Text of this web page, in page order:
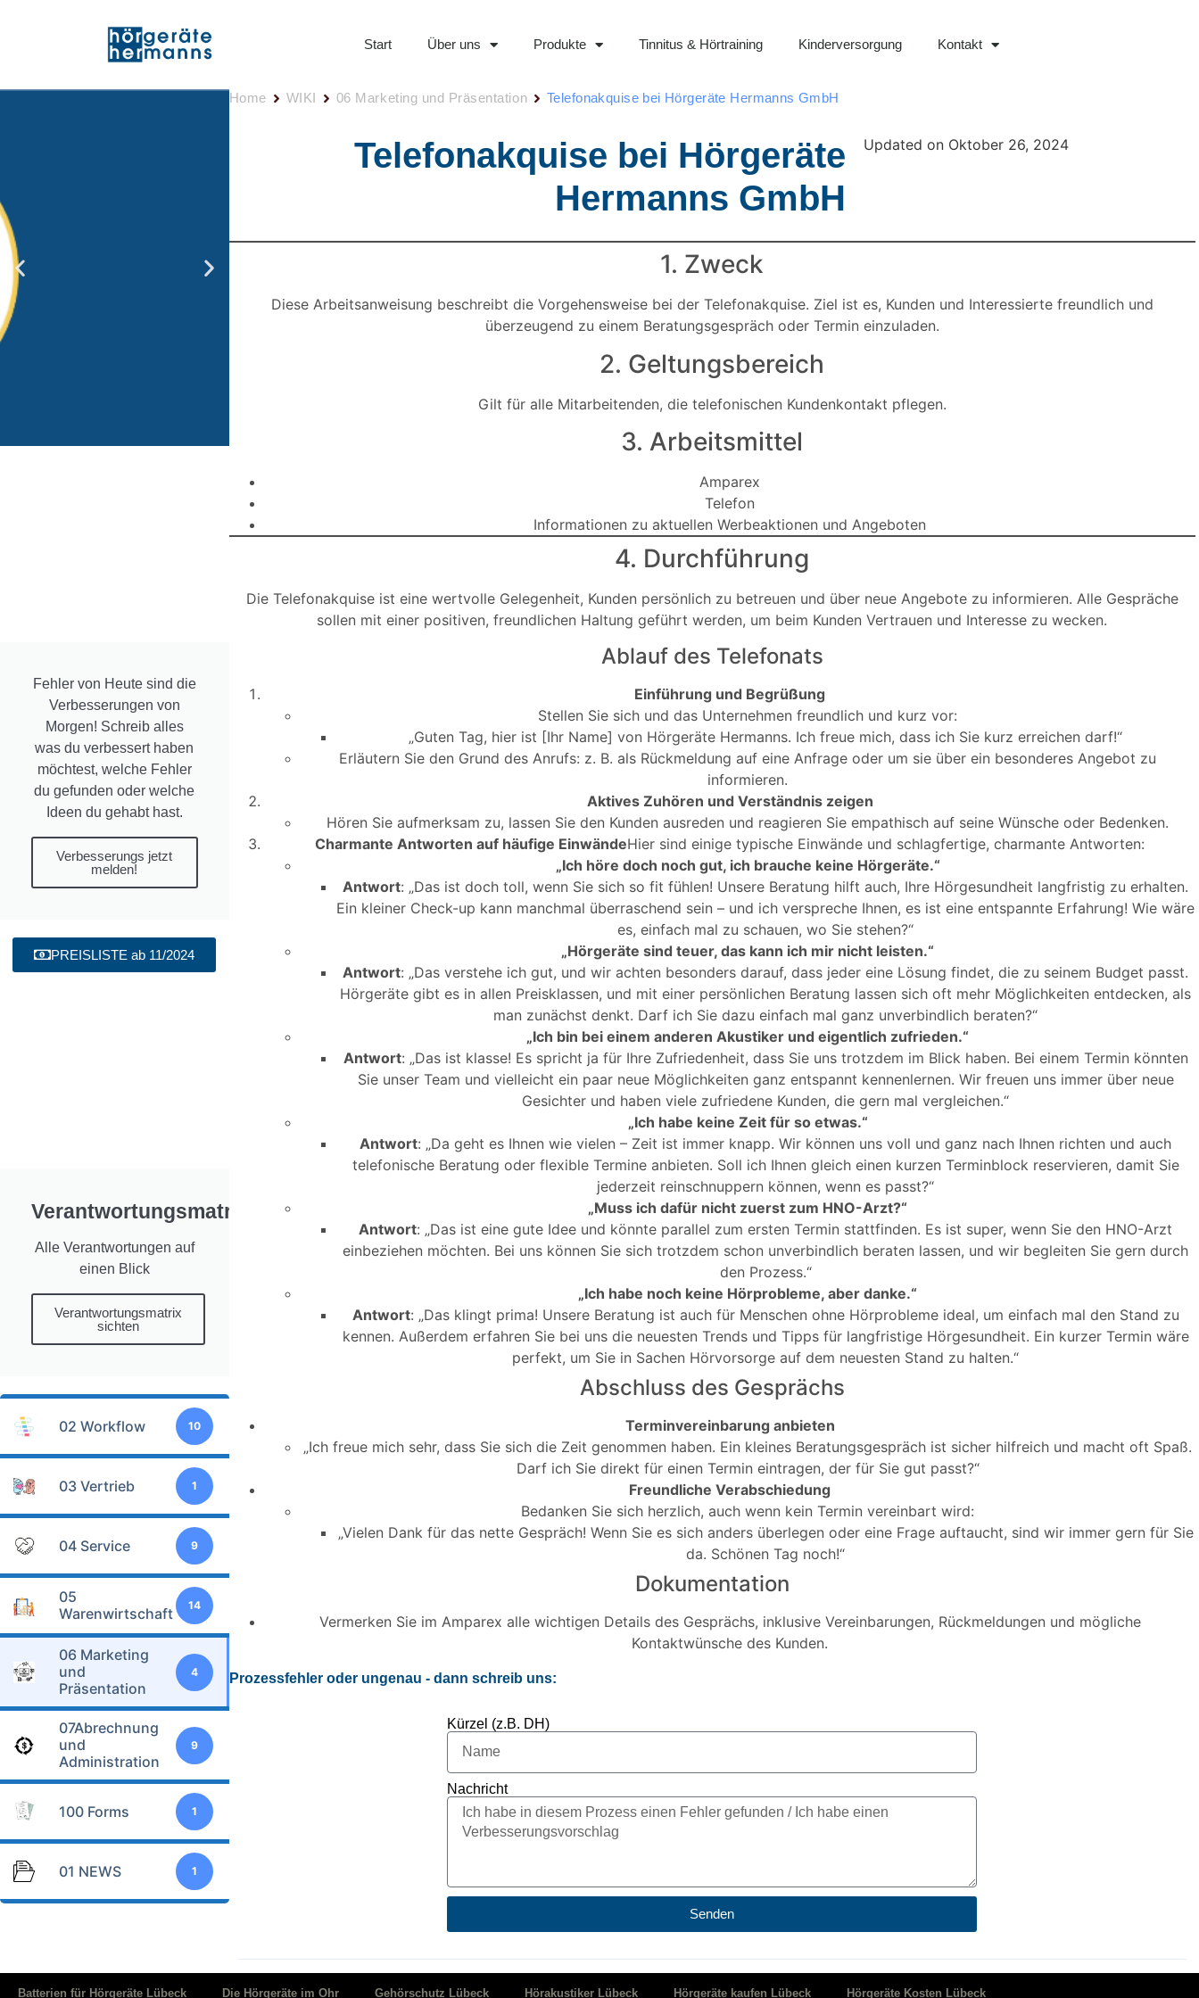
Start Über uns Produkte Tinnitus & Hörtraining Kinderversorgung Kontakt
sondern
einfach
finden....
Zur
Wikianleitung
Werbung:
HörStar für
UNSERE
LEISTUNG
durch Jan
Hofer (
Nachrichtensprecher).
befragt!
Redaktioneller
Anzeige dazu
Wochenspiegel
Werbung
Unsichtbar
oder Desing?
Wir werben
mit dme
und IDO (
Silk oder
Insio).
Hier
klicken
Fehler von Heute sind die
Verbesserungen von
Morgen! Schreib alles
was du verbessert haben
möchtest, welche Fehler
du gefunden oder welche
Ideen du gehabt hast.
Verbesserungs jetzt
melden!
PREISLISTE ab 11/2024
Verantwortungsmatrix
Alle Verantwortungen auf
einen Blick
Verantwortungsmatrix
sichten
02 Workflow 10
03 Vertrieb 1
04 Service 9
05
Warenwirtschaft
14
06 Marketing
und
Präsentation
4
07Abrechnung
und
Administration
9
100 Forms 1
01 NEWS 1
Home WIKI 06 Marketing und Präsentation Telefonakquise bei Hörgeräte Hermanns GmbH
Telefonakquise bei Hörgeräte
Hermanns GmbH
Updated on Oktober 26, 2024
1. Zweck
Diese Arbeitsanweisung beschreibt die Vorgehensweise bei der Telefonakquise. Ziel ist es, Kunden und Interessierte freundlich und
überzeugend zu einem Beratungsgespräch oder Termin einzuladen.
2. Geltungsbereich
Gilt für alle Mitarbeitenden, die telefonischen Kundenkontakt pflegen.
3. Arbeitsmittel
Amparex
Telefon
Informationen zu aktuellen Werbeaktionen und Angeboten
4. Durchführung
Die Telefonakquise ist eine wertvolle Gelegenheit, Kunden persönlich zu betreuen und über neue Angebote zu informieren. Alle Gespräche
sollen mit einer positiven, freundlichen Haltung geführt werden, um beim Kunden Vertrauen und Interesse zu wecken.
Ablauf des Telefonats
Einführung und Begrüßung
Stellen Sie sich und das Unternehmen freundlich und kurz vor:
„Guten Tag, hier ist [Ihr Name] von Hörgeräte Hermanns. Ich freue mich, dass ich Sie kurz erreichen darf!“
Erläutern Sie den Grund des Anrufs: z. B. als Rückmeldung auf eine Anfrage oder um sie über ein besonderes Angebot zu
informieren.
Aktives Zuhören und Verständnis zeigen
Hören Sie aufmerksam zu, lassen Sie den Kunden ausreden und reagieren Sie empathisch auf seine Wünsche oder Bedenken.
Charmante Antworten auf häufige EinwändeHier sind einige typische Einwände und schlagfertige, charmante Antworten:
„Ich höre doch noch gut, ich brauche keine Hörgeräte.“
Antwort: „Das ist doch toll, wenn Sie sich so fit fühlen! Unsere Beratung hilft auch, Ihre Hörgesundheit langfristig zu erhalten.
Ein kleiner Check-up kann manchmal überraschend sein – und ich verspreche Ihnen, es ist eine entspannte Erfahrung! Wie wäre
es, einfach mal zu schauen, wo Sie stehen?“
„Hörgeräte sind teuer, das kann ich mir nicht leisten.“
Antwort: „Das verstehe ich gut, und wir achten besonders darauf, dass jeder eine Lösung findet, die zu seinem Budget passt.
Hörgeräte gibt es in allen Preisklassen, und mit einer persönlichen Beratung lassen sich oft mehr Möglichkeiten entdecken, als
man zunächst denkt. Darf ich Sie dazu einfach mal ganz unverbindlich beraten?“
„Ich bin bei einem anderen Akustiker und eigentlich zufrieden.“
Antwort: „Das ist klasse! Es spricht ja für Ihre Zufriedenheit, dass Sie uns trotzdem im Blick haben. Bei einem Termin könnten
Sie unser Team und vielleicht ein paar neue Möglichkeiten ganz entspannt kennenlernen. Wir freuen uns immer über neue
Gesichter und haben viele zufriedene Kunden, die gern mal vergleichen.“
„Ich habe keine Zeit für so etwas.“
Antwort: „Da geht es Ihnen wie vielen – Zeit ist immer knapp. Wir können uns voll und ganz nach Ihnen richten und auch
telefonische Beratung oder flexible Termine anbieten. Soll ich Ihnen gleich einen kurzen Terminblock reservieren, damit Sie
jederzeit reinschnuppern können, wenn es passt?“
„Muss ich dafür nicht zuerst zum HNO-Arzt?“
Antwort: „Das ist eine gute Idee und könnte parallel zum ersten Termin stattfinden. Es ist super, wenn Sie den HNO-Arzt
einbeziehen möchten. Bei uns können Sie sich trotzdem schon unverbindlich beraten lassen, und wir begleiten Sie gern durch
den Prozess.“
„Ich habe noch keine Hörprobleme, aber danke.“
Antwort: „Das klingt prima! Unsere Beratung ist auch für Menschen ohne Hörprobleme ideal, um einfach mal den Stand zu
kennen. Außerdem erfahren Sie bei uns die neuesten Trends und Tipps für langfristige Hörgesundheit. Ein kurzer Termin wäre
perfekt, um Sie in Sachen Hörvorsorge auf dem neuesten Stand zu halten.“
Abschluss des Gesprächs
Terminvereinbarung anbieten
„Ich freue mich sehr, dass Sie sich die Zeit genommen haben. Ein kleines Beratungsgespräch ist sicher hilfreich und macht oft Spaß.
Darf ich Sie direkt für einen Termin eintragen, der für Sie gut passt?“
Freundliche Verabschiedung
Bedanken Sie sich herzlich, auch wenn kein Termin vereinbart wird:
„Vielen Dank für das nette Gespräch! Wenn Sie es sich anders überlegen oder eine Frage auftaucht, sind wir immer gern für Sie
da. Schönen Tag noch!“
Dokumentation
Vermerken Sie im Amparex alle wichtigen Details des Gesprächs, inklusive Vereinbarungen, Rückmeldungen und mögliche
Kontaktwünsche des Kunden.
Prozessfehler oder ungenau - dann schreib uns:
Kürzel (z.B. DH)
Nachricht
Senden
Batterien für Hörgeräte Lübeck Die Hörgeräte im Ohr Gehörschutz Lübeck Hörakustiker Lübeck Hörgeräte kaufen Lübeck Hörgeräte Kosten Lübeck